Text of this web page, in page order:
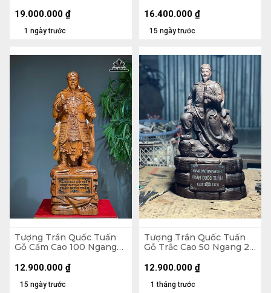
1 ngày trước
19.000.000 ₫
15 ngày trước
16.400.000 ₫
Tượng Trần Quốc Tuấn
Gỗ Cẩm Cao 100 Ngang
15 ngày trước
12.900.000 ₫
Tượng Trần Quốc Tuấn
Gỗ Trắc Cao 50 Ngang 27
1 tháng trước
12.900.000 ₫